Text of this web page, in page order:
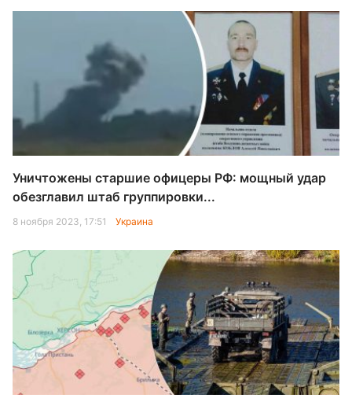
Уничтожены старшие офицеры РФ: мощный удар
обезглавил штаб группировки...
8 ноября 2023, 17:51 Украина